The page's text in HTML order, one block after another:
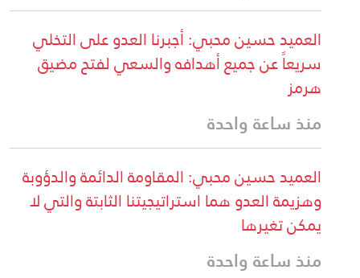
العميد حسين محبي: أجبرنا العدو على التخلي
سريعاً عن جميع أهدافه والسعي لفتح مضيق
هرمز
منذ ساعة واحدة
العميد حسين محبي: المقاومة الدائمة والدؤوبة
وهزيمة العدو هما استراتيجيتنا الثابتة والتي لا
يمكن تغيرها
منذ ساعة واحدة